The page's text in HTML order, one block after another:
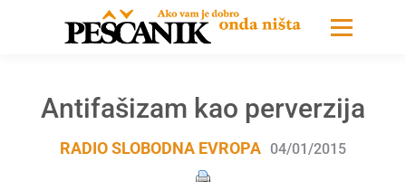
Antifašizam kao perverzija
RADIO SLOBODNA EVROPA 04/01/2015